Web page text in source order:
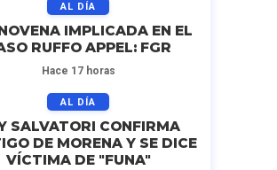
AL DÍA
IMPLICADA EN EL
RUFFO APPEL: FGR
Hace 17 horas
AL DÍA
SALVATORI CONFIRMA
DE MORENA Y SE DICE
VÍCTIMA DE "FUNA"